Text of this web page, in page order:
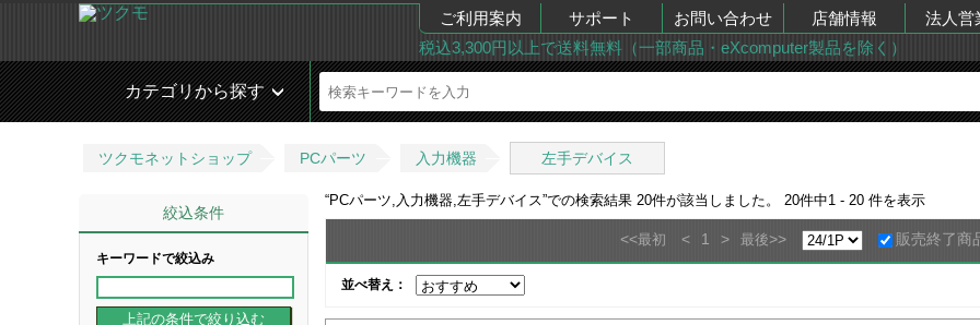
ご利用案内 サポート お問い合わせ 店舗情報 法人営
税込3,300円以上で送料無料（一部商品・eXcomputer製品を除く）
カテゴリから探す
ツクモネットショップ PCパーツ 入力機器 左手デバイス
絞込条件
キーワードで絞込み
“PCパーツ,入力機器,左手デバイス”での検索結果 20件が該当しました。 20件中1 - 20 件を表示
<<最初 < 1 > 最後>> 販売終了商
並べ替え：